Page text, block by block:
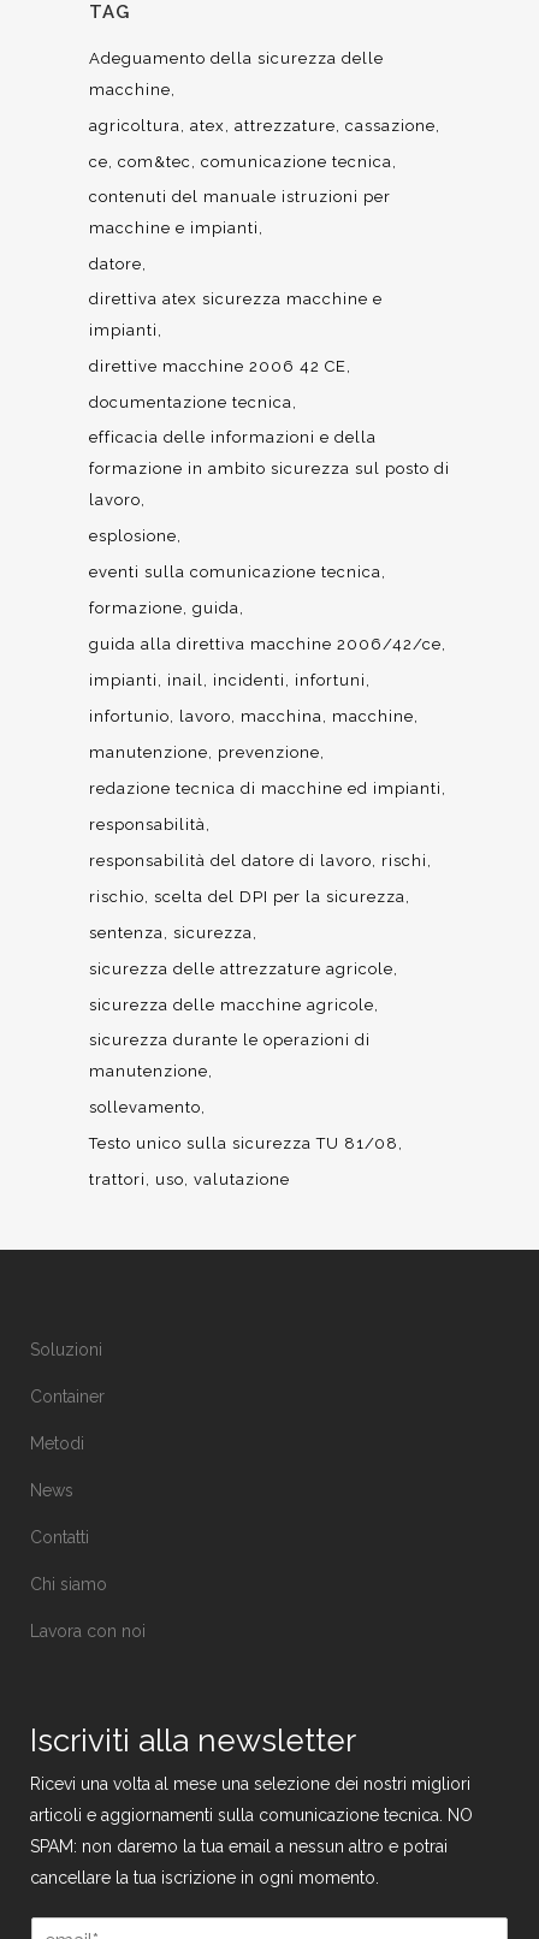
TAG
Adeguamento della sicurezza delle
macchine
agricoltura atex attrezzature cassazione
ce com&tec
comunicazione tecnica
contenuti del manuale istruzioni per
macchine e impianti
datore
direttiva atex sicurezza macchine e
impianti
direttive macchine 2006 42 CE
documentazione tecnica
efficacia delle informazioni e della
formazione in ambito sicurezza sul posto di
lavoro
esplosione
eventi sulla comunicazione tecnica
formazione guida
guida alla direttiva macchine 2006/42/ce
impianti
inail incidenti
infortuni
infortunio
lavoro macchina
macchine
manutenzione
prevenzione
redazione tecnica di macchine ed impianti
responsabilità
responsabilità del datore di lavoro
rischi
rischio scelta del DPI per la sicurezza
sentenza sicurezza
sicurezza delle attrezzature agricole
sicurezza delle macchine agricole
sicurezza durante le operazioni di
manutenzione
sollevamento
Testo unico sulla sicurezza TU 81/08
trattori
uso valutazione
Soluzioni
Container
Metodi
News
Contatti
Chi siamo
Lavora con noi
Iscriviti alla newsletter
Ricevi una volta al mese una selezione dei nostri migliori
articoli e aggiornamenti sulla comunicazione tecnica. NO
SPAM: non daremo la tua email a nessun altro e potrai
cancellare la tua iscrizione in ogni momento.